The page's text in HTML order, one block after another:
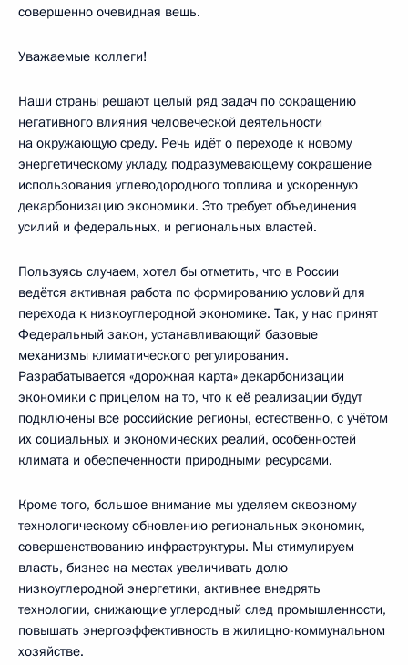
совершенно очевидная вещь.
Уважаемые коллеги!
Наши страны решают целый ряд задач по сокращению
негативного влияния человеческой деятельности
на окружающую среду. Речь идёт о переходе к новому
энергетическому укладу, подразумевающему сокращение
использования углеводородного топлива и ускоренную
декарбонизацию экономики. Это требует объединения
усилий и федеральных, и региональных властей.
Пользуясь случаем, хотел бы отметить, что в России
ведётся активная работа по формированию условий для
перехода к низкоуглеродной экономике. Так, у нас принят
Федеральный закон, устанавливающий базовые
механизмы климатического регулирования.
Разрабатывается «дорожная карта» декарбонизации
экономики с прицелом на то, что к её реализации будут
подключены все российские регионы, естественно, с учётом
их социальных и экономических реалий, особенностей
климата и обеспеченности природными ресурсами.
Кроме того, большое внимание мы уделяем сквозному
технологическому обновлению региональных экономик,
совершенствованию инфраструктуры. Мы стимулируем
власть, бизнес на местах увеличивать долю
низкоуглеродной энергетики, активнее внедрять
технологии, снижающие углеродный след промышленности,
повышать энергоэффективность в жилищно-коммунальном
хозяйстве.